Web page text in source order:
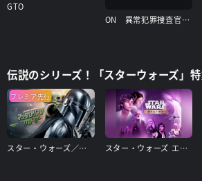
GTO
ON 異常犯罪捜査官・藤堂比奈子
伝説のシリーズ！「スターウォーズ」
プレミア先行
スター・ウォーズ／マンダロリアン・アンド・グローグー スター・ウォーズ エピソード4/新たなる希望